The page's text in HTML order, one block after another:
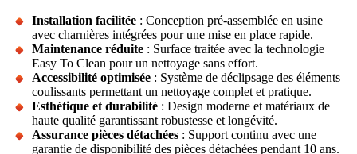
Installation facilitée : Conception pré-assemblée en usine
avec charnières intégrées pour une mise en place rapide.
Maintenance réduite : Surface traitée avec la technologie
Easy To Clean pour un nettoyage sans effort.
Accessibilité optimisée : Système de déclipsage des éléments
coulissants permettant un nettoyage complet et pratique.
Esthétique et durabilité : Design moderne et matériaux de
haute qualité garantissant robustesse et longévité.
Assurance pièces détachées : Support continu avec une
garantie de disponibilité des pièces détachées pendant 10 ans.